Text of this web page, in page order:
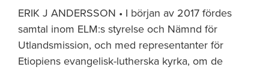
ERIK J ANDERSSON • I början av 2017 fördes
samtal inom ELM:s styrelse och Nämnd för
Utlandsmission, och med representanter för
Etiopiens evangelisk-lutherska kyrka, om de